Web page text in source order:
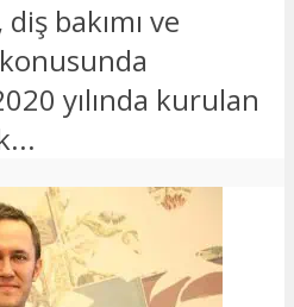
bakımı ve
yılında kurulan